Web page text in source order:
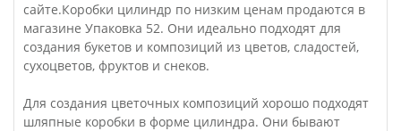
сайте.Коробки цилиндр по низким ценам продаются в
магазине Упаковка 52. Они идеально подходят для
создания букетов и композиций из цветов, сладостей,
сухоцветов, фруктов и снеков.
Для создания цветочных композиций хорошо подходят
шляпные коробки в форме цилиндра. Они бывают